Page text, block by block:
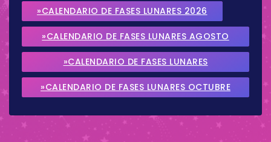
»CALENDARIO DE FASES LUNARES 2026
»CALENDARIO DE FASES LUNARES AGOSTO
2026
»CALENDARIO DE FASES LUNARES
SEPTIEMBRE 2026
»CALENDARIO DE FASES LUNARES OCTUBRE